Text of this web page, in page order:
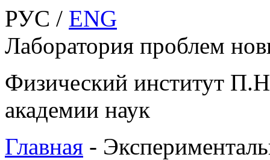
РУС / ENG
Лаборатория проблем
Физический институт
академии наук
Главная -